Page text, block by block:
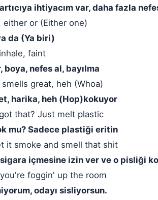
ihtiyacım var, daha fazla
either or (Either one)
da (Ya biri)
faint
nefes al, bayılma
great, heh (Whoa)
harika, heh (Hop)kokuyor
that? Just melt plastic
mu? Sadece plastiği eritin
it smoke and smell that shit
içmesine izin ver ve o pisliği
foggin' up the room
odayı sisliyorsun.